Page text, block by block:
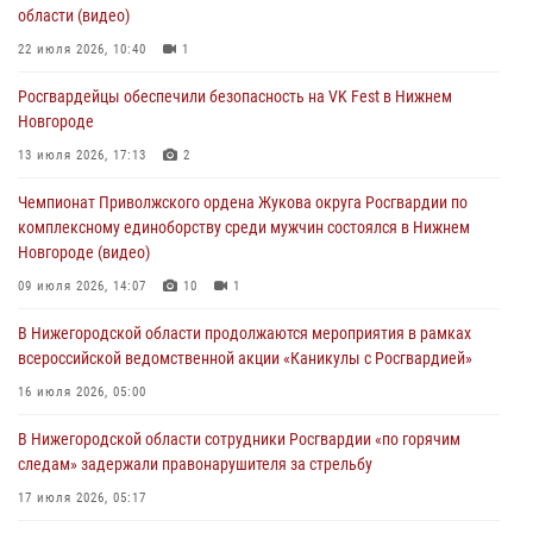
Росгвардейцы обеспечили безопасность на VK Fest в Нижнем
13 июля 2026, 17:13
Нижегородские росгвардейцы за прошедшую неделю выезжали
13 июля 2026, 06:45
Росгвардейцы предотвратили серию краж в Нижнем Новгороде
10 июля 2026, 09:38
области (видео)
22 июля 2026, 10:40 1
Росгвардейцы обеспечили безопасность на VK Fest в Нижнем
Новгороде
13 июля 2026, 17:13 2
Чемпионат Приволжского ордена Жукова округа Росгвардии по
комплексному единоборству среди мужчин состоялся в Нижнем
Новгороде (видео)
09 июля 2026, 14:07 10 1
В Нижегородской области продолжаются мероприятия в рамках
всероссийской ведомственной акции «Каникулы с Росгвардией»
16 июля 2026, 05:00
В Нижегородской области сотрудники Росгвардии «по горячим
следам» задержали правонарушителя за стрельбу
17 июля 2026, 05:17